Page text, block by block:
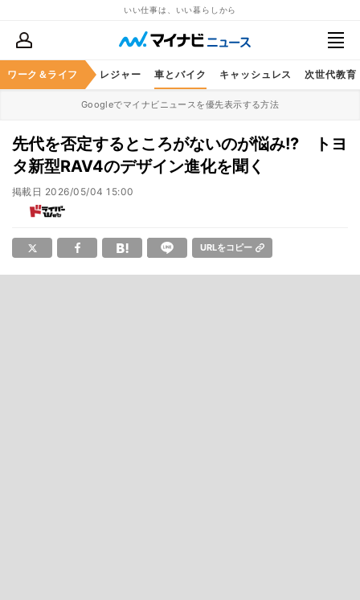
いい仕事は、いい暮らしから
ワーク＆ライフ
スケア グルメ レジャー 車とバイク キャッシュレス 次世代教育
Googleでマイナビニュースを優先表示する方法
先代を否定するところがないのが悩み!? トヨ
タ新型RAV4のデザイン進化を聞く
掲載日 2026/05/04 15:00
URLをコピー